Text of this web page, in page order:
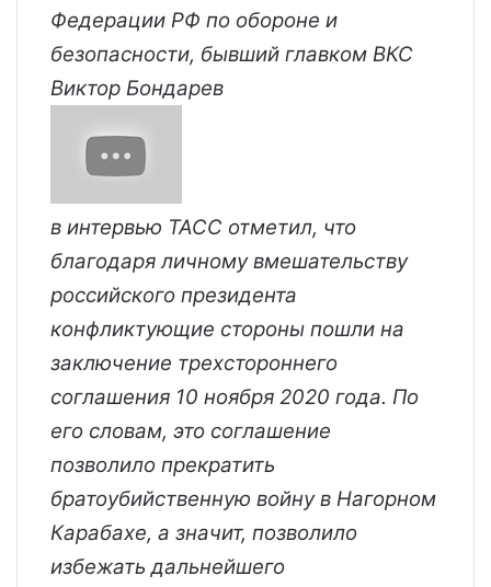
Федерации РФ по обороне и
безопасности, бывший главком ВКС
Виктор Бондарев
в интервью ТАСС отметил, что
благодаря личному вмешательству
российского президента
конфликтующие стороны пошли на
заключение трехстороннего
соглашения 10 ноября 2020 года. По
его словам, это соглашение
позволило прекратить
братоубийственную войну в Нагорном
Карабахе, а значит, позволило
избежать дальнейшего